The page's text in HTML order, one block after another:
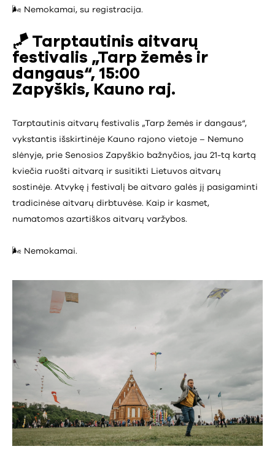
🌬️ Nemokamai, su registracija.
🪁 Tarptautinis aitvarų
festivalis „Tarp žemės ir
dangaus“, 15:00
Zapyškis, Kauno raj.
Tarptautinis aitvarų festivalis „Tarp žemės ir dangaus“,
vykstantis išskirtinėje Kauno rajono vietoje – Nemuno
slėnyje, prie Senosios Zapyškio bažnyčios, jau 21-tą kartą
kviečia ruošti aitvarą ir susitikti Lietuvos aitvarų
sostinėje. Atvykę į festivalį be aitvaro galės jį pasigaminti
tradicinėse aitvarų dirbtuvėse. Kaip ir kasmet,
numatomos azartiškos aitvarų varžybos.
🌬️ Nemokamai.